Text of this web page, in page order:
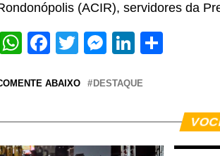
(ACIR), servidores da
WhatsApp
Facebook
TwitterMessenger
LinkedIn
ABAIXO DESTAQUE